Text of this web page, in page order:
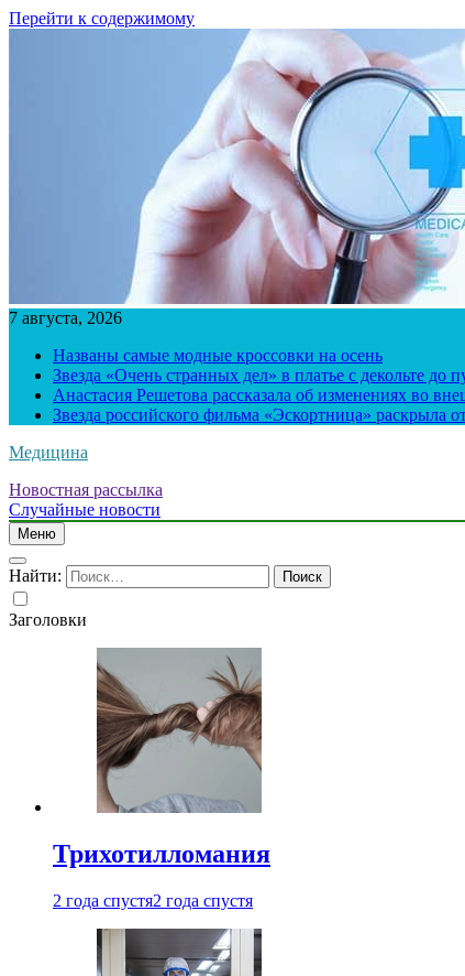
Перейти к содержимому
7 августа, 2026
Названы самые модные кроссовки на осень
Звезда «Очень странных дел» в платье с декольте до
Анастасия Решетова рассказала об изменениях во
Звезда российского фильма «Эскортница» раскрыла
Медицина
Новостная рассылка
Случайные новости
Меню
Найти:
Заголовки
Трихотилломания
2 года спустя2 года спустя